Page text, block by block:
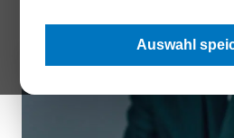
Auswahl